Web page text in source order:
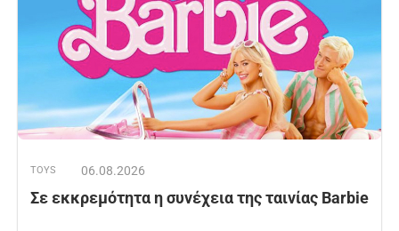
TOYS 06.08.2026
Σε εκκρεμότητα η συνέχεια της ταινίας Barbie